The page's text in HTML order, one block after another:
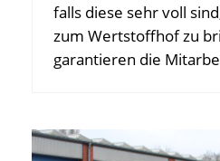
falls diese sehr voll
zum Wertstoffhof zu
garantieren die